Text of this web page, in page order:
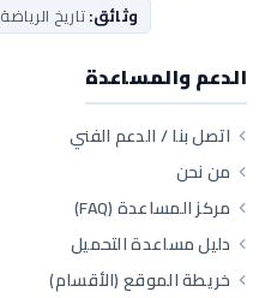
وثائق:تاريخ الرياضة
الدعم والمساعدة
اتصل بنا / الدعم الفني
من نحن
مركز المساعدة (FAQ)
دليل مساعدة التحميل
خريطة الموقع (الأقسام)